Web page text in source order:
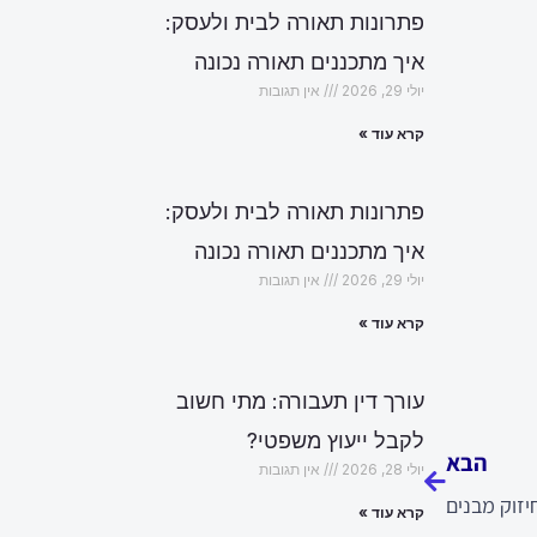
הבא
מבנים
הבא
פתרונות תאורה לבית ולעסק:
איך מתכננים תאורה נכונה
יולי 29, 2026 אין תגובות
קרא עוד »
פתרונות תאורה לבית ולעסק:
איך מתכננים תאורה נכונה
יולי 29, 2026 אין תגובות
קרא עוד »
עורך דין תעבורה: מתי חשוב
לקבל ייעוץ משפטי?
יולי 28, 2026 אין תגובות
קרא עוד »